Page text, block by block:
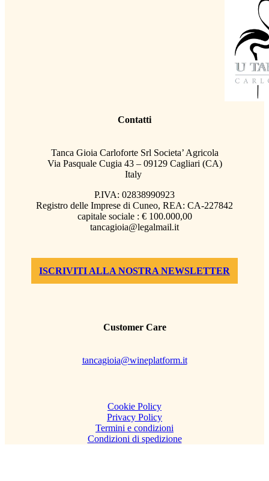
Contatti
Tanca Gioia Carloforte Srl Societa’ Agricola
Via Pasquale Cugia 43 – 09129 Cagliari (CA)
Italy
P.IVA: 02838990923
Registro delle Imprese di Cuneo, REA: CA-227842
capitale sociale : € 100.000,00
tancagioia@legalmail.it
ISCRIVITI ALLA NOSTRA NEWSLETTER
Customer Care
tancagioia@wineplatform.it
Cookie Policy
Privacy Policy
Termini e condizioni
Condizioni di spedizione